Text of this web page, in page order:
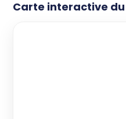
Carte interactive